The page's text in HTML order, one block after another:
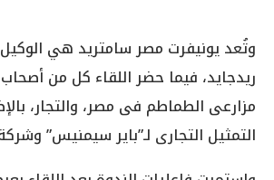
وتُعد يونيفرت مصر سامتريد هي
ريدجايد، فيما حضر اللقاء كل من
مزارعى الطماطم فى مصر، والتجار،
التمثيل التجارى لـ”باير سيمنيس”